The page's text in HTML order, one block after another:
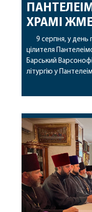
ХРАМІ
9 серпня, у день
цілителя
Барський
літургію у
Жмеринки. Перед
часткою її святих
Варсонофію
архімандрит Єнох
Жмеринського
Коромчевський,